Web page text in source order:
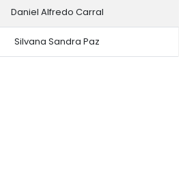
Daniel Alfredo Carral
Silvana Sandra Paz